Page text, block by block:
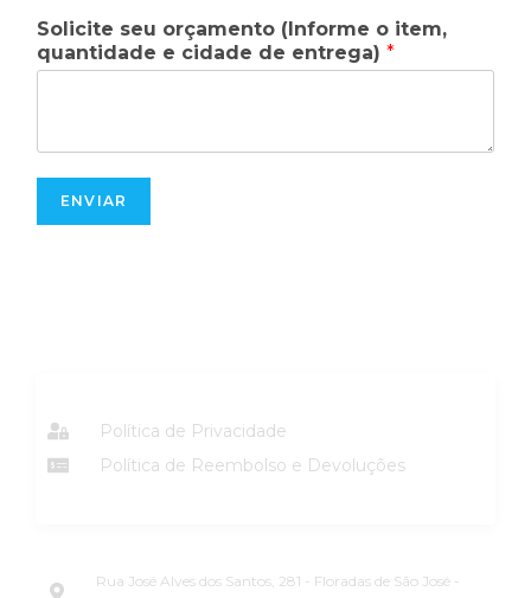
Solicite seu orçamento (Informe o item,
quantidade e cidade de entrega) *
ENVIAR
Política de Privacidade
Política de Reembolso e Devoluções
Rua José Alves dos Santos, 281 - Floradas de São José -